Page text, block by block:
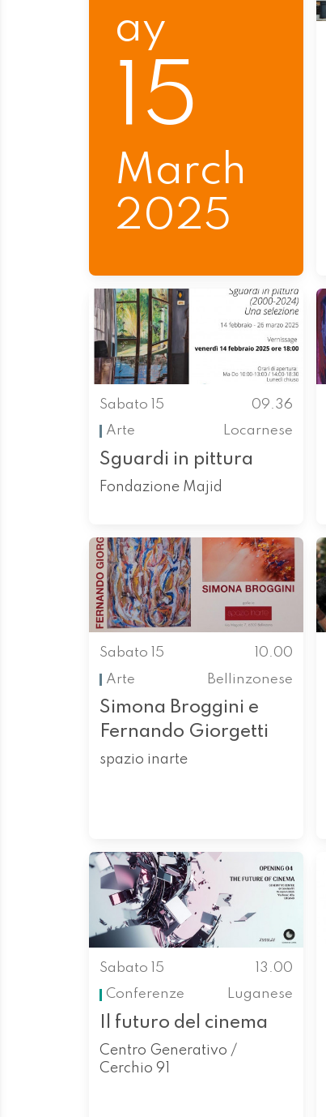
ay
15
March
2025
Sabato 15
09.36
Arte
Locarnese
Sguardi in pittura
Fondazione Majid
Sabato 15
10.00
Arte
Bellinzonese
Simona Broggini e
Fernando Giorgetti
spazio inarte
Sabato 15
13.00
Conferenze
Luganese
Il futuro del cinema
Centro Generativo /
Cerchio 91